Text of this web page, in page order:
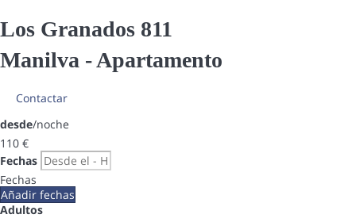
Los Granados 811
Manilva -Apartamento
Contactar
desde/noche
110 €
Fechas
Fechas
Añadir fechas
Adultos